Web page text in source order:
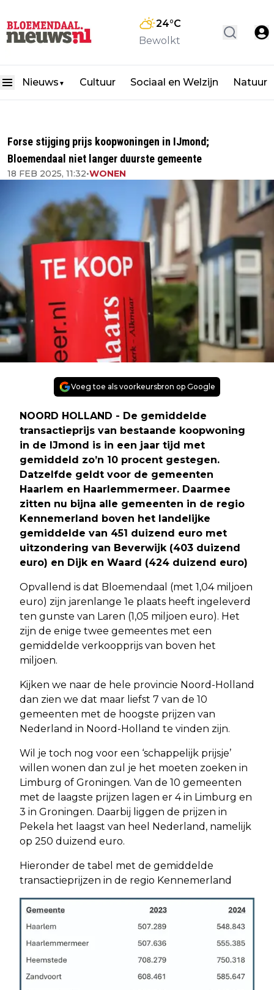
24°C
Bewolkt
Nieuws ▼ Cultuur Sociaal en Welzijn Natuur
Forse stijging prijs koopwoningen in IJmond;
Bloemendaal niet langer duurste gemeente
18 FEB 2025, 11:32•WONEN
Voeg toe als voorkeursbron op Google
NOORD HOLLAND - De gemiddelde
transactieprijs van bestaande koopwoning
in de IJmond is in een jaar tijd met
gemiddeld zo’n 10 procent gestegen.
Datzelfde geldt voor de gemeenten
Haarlem en Haarlemmermeer. Daarmee
zitten nu bijna alle gemeenten in de regio
Kennemerland boven het landelijke
gemiddelde van 451 duizend euro met
uitzondering van Beverwijk (403 duizend
euro) en Dijk en Waard (424 duizend euro)
Opvallend is dat Bloemendaal (met 1,04 miljoen
euro) zijn jarenlange 1e plaats heeft ingeleverd
ten gunste van Laren (1,05 miljoen euro). Het
zijn de enige twee gemeentes met een
gemiddelde verkoopprijs van boven het
miljoen.
Kijken we naar de hele provincie Noord-Holland
dan zien we dat maar liefst 7 van de 10
gemeenten met de hoogste prijzen van
Nederland in Noord-Holland te vinden zijn.
Wil je toch nog voor een ‘schappelijk prijsje’
willen wonen dan zul je het moeten zoeken in
Limburg of Groningen. Van de 10 gemeenten
met de laagste prijzen lagen er 4 in Limburg en
3 in Groningen. Daarbij liggen de prijzen in
Pekela het laagst van heel Nederland, namelijk
op 250 duizend euro.
Hieronder de tabel met de gemiddelde
transactieprijzen in de regio Kennemerland